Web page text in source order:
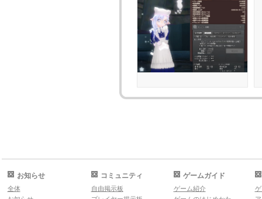
お知らせ
全体
コミュニティ
自由掲示板
ゲームガイド
ゲーム紹介